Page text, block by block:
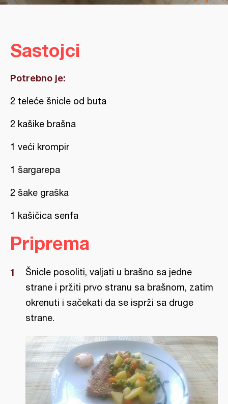
Sastojci
Potrebno je:
2 teleće šnicle od buta
2 kašike brašna
1 veći krompir
1 šargarepa
2 šake graška
1 kašičica senfa
Priprema
Šnicle posoliti, valjati u brašno sa jedne
strane i pržiti prvo stranu sa brašnom, zatim
okrenuti i sačekati da se isprži sa druge
strane.